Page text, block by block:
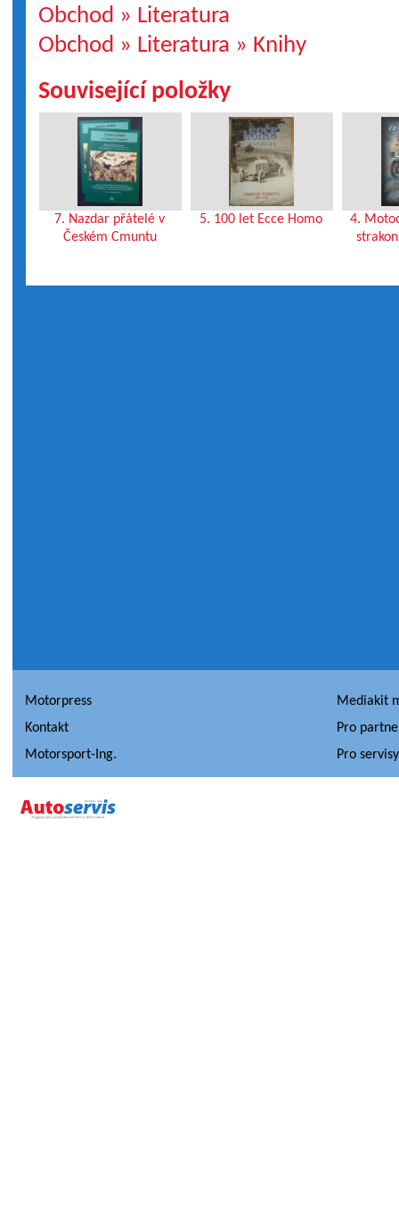
Obchod » Literatura
Obchod » Literatura » Knihy
Související položky
7. Nazdar přátelé v
Českém Cmuntu
5. 100 let Ecce Homo
4.
Motorpress
Mediakit
Kontakt
Pro
Motorsport-Ing.
Pro servisy